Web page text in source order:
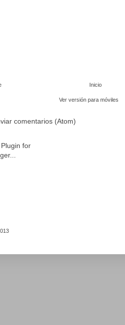
Inicio
Ver versión para móviles
comentarios (Atom)